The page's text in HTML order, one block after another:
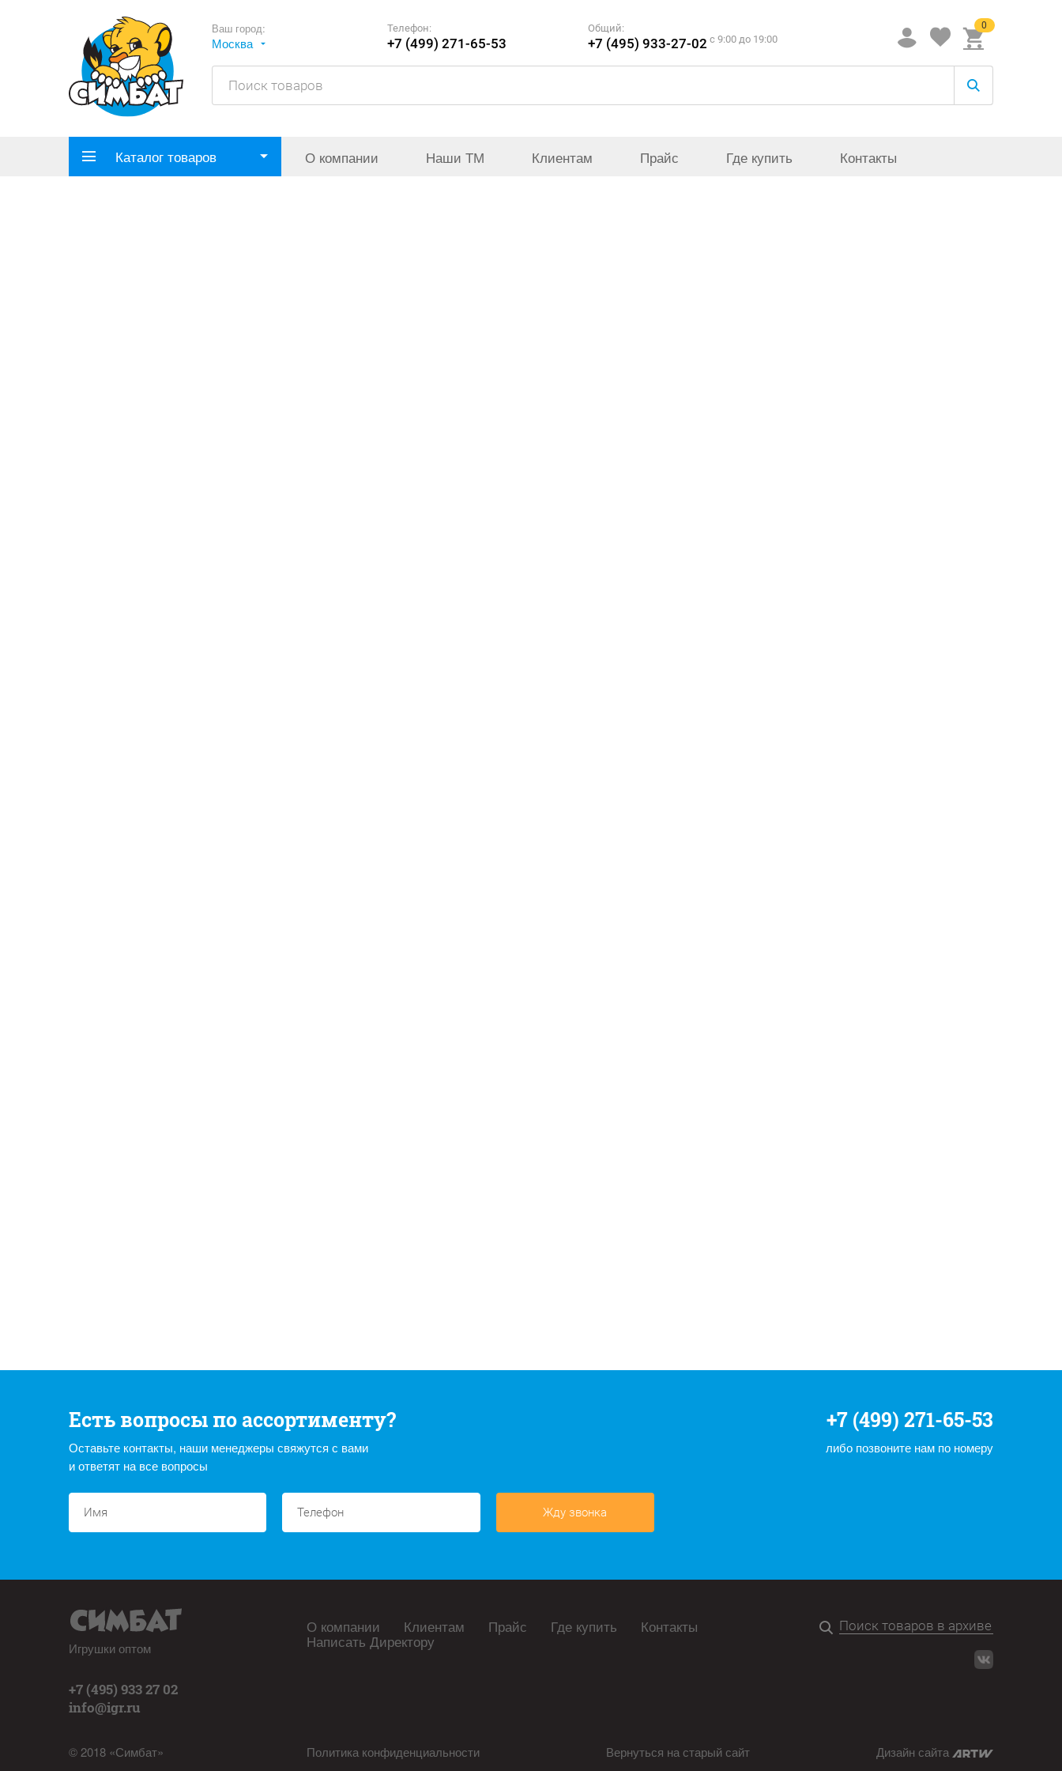
Ваш город:
Москва
Телефон:
+7 (499) 271-65-53
Общий:
+7 (495) 933-27-02 c 9:00 до 19:00
0
Каталог товаров О компании Наши ТМ Клиентам Прайс Где купить Контакты
Есть вопросы по ассортименту?
Оставьте контакты, наши менеджеры свяжутся с вами
и ответят на все вопросы
+7 (499) 271-65-53
либо позвоните нам по номеру
Жду звонка
Игрушки оптом
+7 (495) 933 27 02
info@igr.ru
© 2018 «Симбат»
О компании Клиентам Прайс Где купить Контакты
Написать Директору
Политика конфиденциальности Вернуться на старый сайт Дизайн сайта